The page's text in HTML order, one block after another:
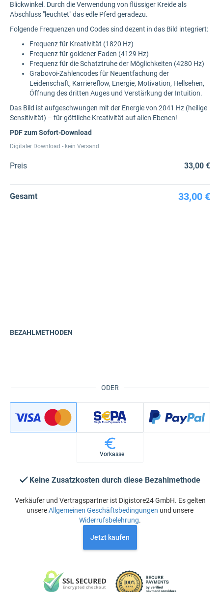
Blickwinkel. Durch die Verwendung von flüssiger Kreide als
Abschluss "leuchtet" das edle Pferd geradezu.
Folgende Frequenzen und Codes sind dezent in das Bild integriert:
Frequenz für Kreativität (1820 Hz)
Frequenz für goldener Faden (4129 Hz)
Frequenz für die Schatztruhe der Möglichkeiten (4280 Hz)
Grabovoi-Zahlencodes für Neuentfachung der
Leidenschaft, Karriereflow, Energie, Motivation, Hellsehen,
Öffnung des dritten Auges und Verstärkung der Intuition.
Das Bild ist aufgeschwungen mit der Energie von 2041 Hz (heilige
Sensitivität) – für göttliche Kreativität auf allen Ebenen!
PDF zum Sofort-Download
Digitaler Download - kein Versand
Preis 33,00 €
Gesamt 33,00 €
ODER
BEZAHLMETHODEN
Vorkasse
Keine Zusatzkosten durch diese Bezahlmethode
Verkäufer und Vertragspartner ist Digistore24 GmbH. Es gelten
unsereAllgemeinen Geschäftsbedingungen und unsere
Widerrufsbelehrung.
Jetzt kaufen